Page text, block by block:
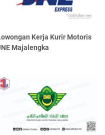
Kerja Kurir Motoris
Majalengka